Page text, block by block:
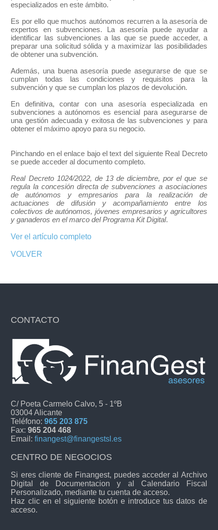
especializados en este ámbito.
Es por ello que muchos autónomos recurren a la asesoría de
expertos en subvenciones. La asesoría puede ayudar a
identificar las subvenciones a las que se puede acceder, a
preparar una solicitud sólida y a maximizar las posibilidades
de obtener una subvención.
Además, una buena asesoría puede asegurarse de que se
cumplan todas las condiciones y requisitos para la
subvención y que se cumplan los plazos de devolución.
En definitiva, contar con una asesoría especializada en
subvenciones a autónomos es esencial para asegurarse de
una gestión adecuada y exitosa de las subvenciones y para
obtener el máximo apoyo para su negocio.
Pinchando en el enlace bajo el text del siguiente Real Decreto
se puede acceder al documento completo.
Real Decreto 1024/2022, de 13 de diciembre, por el que se
regula la concesión directa de subvenciones a asociaciones
de autónomos y empresarios para la realización de
actuaciones de difusión y acompañamiento entre los
colectivos de autónomos, jóvenes empresarios y agricultores
y ganaderos en el marco del Programa Kit Digital.
Ver el artículo completo
VOLVER
CONTACTO
C/ Poeta Carmelo Calvo, 5 - 1ºB
03004 Alicante
Teléfono:965 203 875
Fax:965 204 468
Email:finangest@finangestsl.es
CENTRO DE NEGOCIOS
Si eres cliente de Finangest, puedes acceder al Archivo
Digital de Documentacion y al Calendario Fiscal
Personalizado, mediante tu cuenta de acceso.
Haz clic en el siguiente botón e introduce tus datos de
acceso.